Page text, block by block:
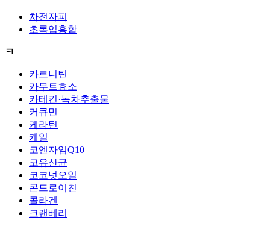
차전자피
초록입홍합
ㅋ
카르니틴
카무트효소
카테킨·녹차추출물
커큐민
케라틴
케일
코엔자임Q10
코유산균
코코넛오일
콘드로이친
콜라겐
크랜베리